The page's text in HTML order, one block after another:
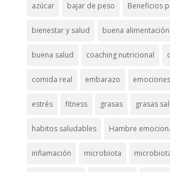
azúcar bajar de peso Beneficios
bienestar y salud buena alimentación
buena salud coaching nutricional
comida real embarazo emociones
estrés fitness grasas grasas
habitos saludables Hambre
inflamación microbiota